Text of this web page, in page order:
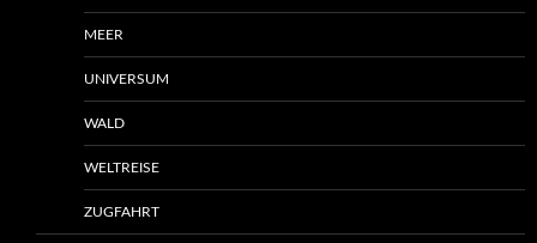
MEER
UNIVERSUM
WALD
WELTREISE
ZUGFAHRT